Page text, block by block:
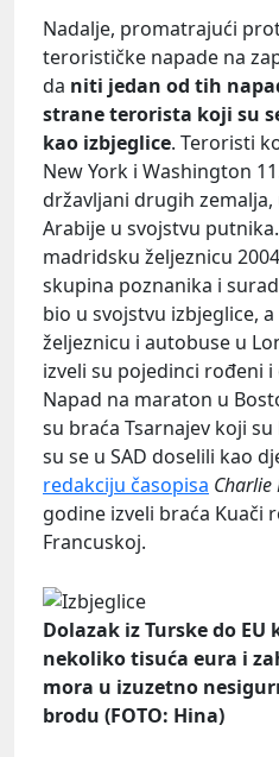
Nadalje, promatrajući
terorističke napade na
da niti jedan od tih
strane terorista koji su
kao izbjeglice. Teroristi
New York i Washington
državljani drugih
Arabije u svojstvu
madridsku željeznicu
skupina poznanika i
bio u svojstvu izbjeglice,
željeznicu i autobuse u
izveli su pojedinci rođeni
Napad na maraton u
su braća Tsarnajev koji
su se u SAD doselili kao
redakciju časopisa Charlie
godine izveli braća Kuači
Francuskoj.
Dolazak iz Turske do
nekoliko tisuća eura i
mora u izuzetno
brodu (FOTO: Hina)